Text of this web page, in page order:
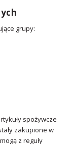
grupy:
spożywcze
zakupione w
z reguły